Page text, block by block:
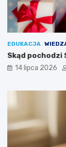
EDUKACJA
Skąd pochodzi
14 lipca 2026